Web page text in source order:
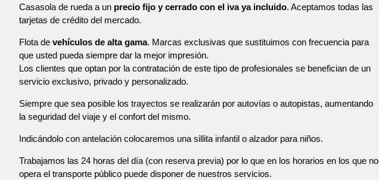
Casasola de rueda a un precio fijo y cerrado con el iva ya incluido. Aceptamos todas las
tarjetas de crédito del mercado.
Flota de vehículos de alta gama. Marcas exclusivas que sustituimos con frecuencia para
que usted pueda siempre dar la mejor impresión.
Los clientes que optan por la contratación de este tipo de profesionales se benefician de un
servicio exclusivo, privado y personalizado.
Siempre que sea posible los trayectos se realizarán por autovías o autopistas, aumentando
la seguridad del viaje y el confort del mismo.
Indicándolo con antelación colocaremos una sillita infantil o alzador para niños.
Trabajamos las 24 horas del día (con reserva previa) por lo que en los horarios en los que no
opera el transporte público puede disponer de nuestros servicios.